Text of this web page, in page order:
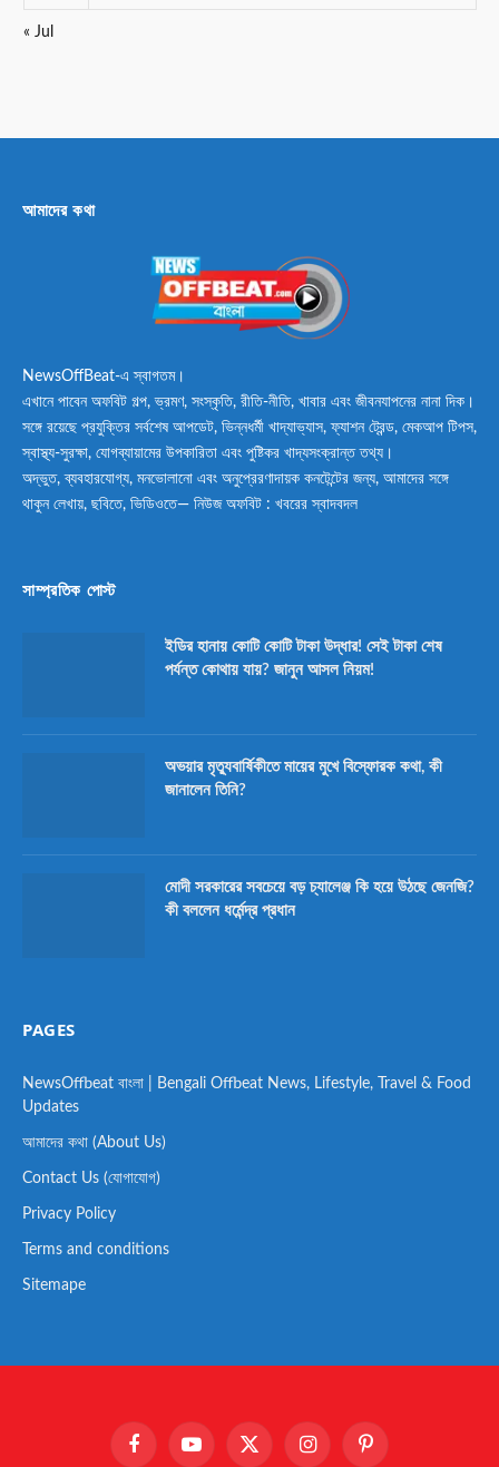
« Jul
আমাদের কথা
NewsOffBeat-এ স্বাগতম।
এখানে পাবেন অফবিট গল্প, ভ্রমণ, সংস্কৃতি, রীতি-নীতি, খাবার এবং জীবনযাপনের নানা দিক।
সঙ্গে রয়েছে প্রযুক্তির সর্বশেষ আপডেট, ভিন্নধর্মী খাদ্যাভ্যাস, ফ্যাশন ট্রেন্ড, মেকআপ টিপস,
স্বাস্থ্য-সুরক্ষা, যোগব্যায়ামের উপকারিতা এবং পুষ্টিকর খাদ্যসংক্রান্ত তথ্য।
অদ্ভুত, ব্যবহারযোগ্য, মনভোলানো এবং অনুপ্রেরণাদায়ক কনটেন্টের জন্য, আমাদের সঙ্গে
থাকুন লেখায়, ছবিতে, ভিডিওতে— নিউজ অফবিট : খবরের স্বাদবদল
সাম্প্রতিক পোস্ট
ইডির হানায় কোটি কোটি টাকা উদ্ধার! সেই টাকা শেষ
পর্যন্ত কোথায় যায়? জানুন আসল নিয়ম!
অভয়ার মৃত্যুবার্ষিকীতে মায়ের মুখে বিস্ফোরক কথা, কী
জানালেন তিনি?
মোদী সরকারের সবচেয়ে বড় চ্যালেঞ্জ কি হয়ে উঠছে জেনজি?
কী বললেন ধর্মেন্দ্র প্রধান
PAGES
NewsOffbeat বাংলা | Bengali Offbeat News, Lifestyle, Travel & Food
Updates
আমাদের কথা (About Us)
Contact Us (যোগাযোগ)
Privacy Policy
Terms and conditions
Sitemape
FacebookYouTube X InstagramPinterest